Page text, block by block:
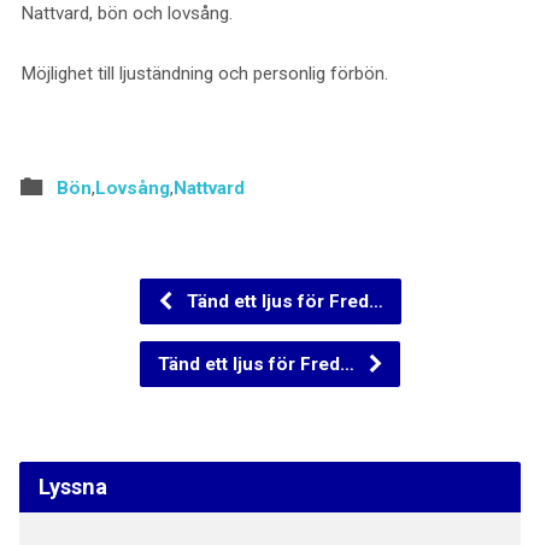
Nattvard, bön och lovsång.
Möjlighet till ljuständning och personlig förbön.
Bön,Lovsång,Nattvard
Tänd ett ljus för Fred…
Tänd ett ljus för Fred…
Lyssna